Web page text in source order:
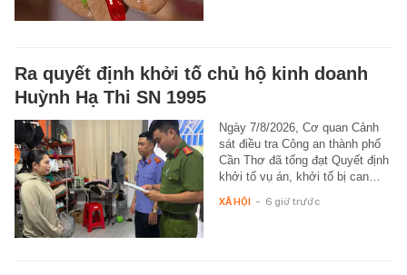
Ra quyết định khởi tố chủ hộ kinh doanh
Huỳnh Hạ Thi SN 1995
Ngày 7/8/2026, Cơ quan Cảnh
sát điều tra Công an thành phố
Cần Thơ đã tống đạt Quyết định
khởi tố vụ án, khởi tố bị can…
XÃ HỘI - 6 giờ trước